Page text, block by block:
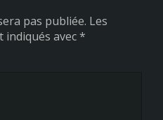
pas publiée. Les
avec*